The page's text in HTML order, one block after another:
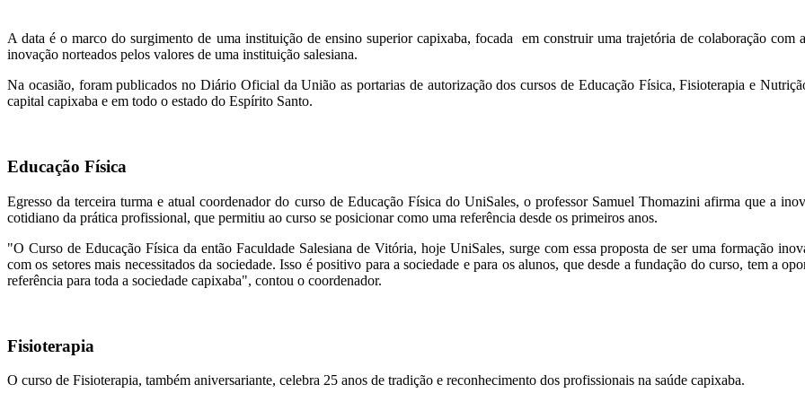
A data é o marco do surgimento de uma instituição de ensino superior capixaba, focada em construir uma trajetória de colaboração
inovação norteados pelos valores de uma instituição salesiana.
Na ocasião, foram publicados no Diário Oficial da União as portarias de autorização dos cursos de Educação Física, Fisioterapia e
capital capixaba e em todo o estado do Espírito Santo.
Educação Física
Egresso da terceira turma e atual coordenador do curso de Educação Física do UniSales, o professor Samuel Thomazini afirma que a
cotidiano da prática profissional, que permitiu ao curso se posicionar como uma referência desde os primeiros anos.
"O Curso de Educação Física da então Faculdade Salesiana de Vitória, hoje UniSales, surge com essa proposta de ser uma formação
com os setores mais necessitados da sociedade. Isso é positivo para a sociedade e para os alunos, que desde a fundação do curso, tem a
referência para toda a sociedade capixaba", contou o coordenador.
Fisioterapia
O curso de Fisioterapia, também aniversariante, celebra 25 anos de tradição e reconhecimento dos profissionais na saúde capixaba.